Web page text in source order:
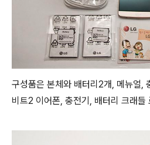
구성품은 본체와 배터리2개, 메뉴얼,
비트2 이어폰, 충전기, 배터리 크래들